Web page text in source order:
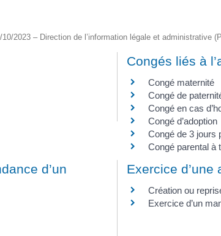
2023 – Direction de l’information légale et administrative
Congés liés à
Congé maternité
Congé de
Congé en cas
Congé d’adoption
Congé de 3 jours
Congé parental à
d’un
Exercice d’une
Création ou
Exercice d’un